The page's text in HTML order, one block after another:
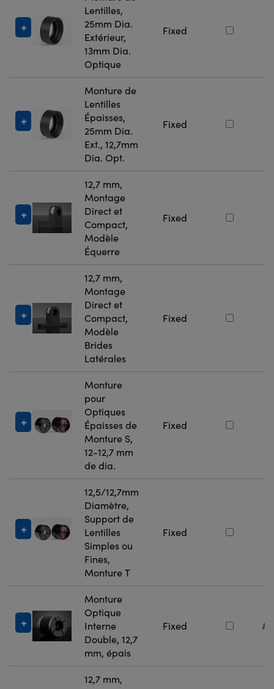
Lentilles,
25mm Dia.
Extérieur,
13mm Dia.
Optique
Fixed
Monture de
Lentilles
Épaisses,
25mm Dia.
Ext., 12,7mm
Dia. Opt.
Fixed
12,7 mm,
Montage
Direct et
Compact,
Modèle
Équerre
Fixed
12,7 mm,
Montage
Direct et
Compact,
Modèle
Brides
Latérales
Fixed
Monture
pour
Optiques
Épaisses de
Monture S,
12-12,7 mm
de dia.
Fixed
12,5/12,7mm
Diamètre,
Support de
Lentilles
Simples ou
Fines,
Monture T
Fixed
Monture
Optique
Interne
Double, 12,7
mm, épais
Fixed
12,7 mm,